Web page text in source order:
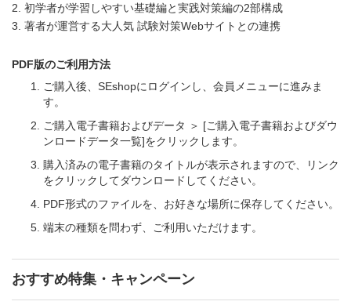
2. 初学者が学習しやすい基礎編と実践対策編の2部構成
3. 著者が運営する大人気 試験対策Webサイトとの連携
PDF版のご利用方法
ご購入後、SEshopにログインし、会員メニューに進みま
す。
ご購入電子書籍およびデータ ＞ [ご購入電子書籍およびダウ
ンロードデータ一覧]をクリックします。
購入済みの電子書籍のタイトルが表示されますので、リンク
をクリックしてダウンロードしてください。
PDF形式のファイルを、お好きな場所に保存してください。
端末の種類を問わず、ご利用いただけます。
おすすめ特集・キャンペーン